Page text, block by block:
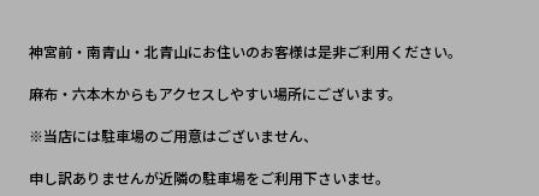
神宮前・南青山・北青山にお住いのお客様は是非ご利用ください。
麻布・六本木からもアクセスしやすい場所にございます。
※当店には駐車場のご用意はございません、
申し訳ありませんが近隣の駐車場をご利用下さいませ。